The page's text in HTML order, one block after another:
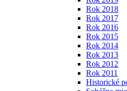
Rok 2018
Rok 2017
Rok 2016
Rok 2015
Rok 2014
Rok 2013
Rok 2012
Rok 2011
Historické